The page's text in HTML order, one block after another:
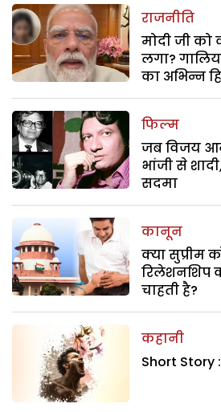
राजनीति
मोदी जी
लगा?
का अभिन्न
फिल्म
जब विजय
भांजी से
सदमा
कानून
क्या सुप्रीम
रिलेशनशिप
चाहती है?
कहानी
Short Story